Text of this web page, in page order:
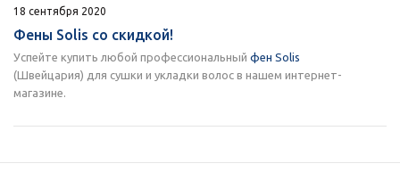
18 сентября 2020
Фены Solis со скидкой!
Успейте купить любой профессиональный фен Solis
(Швейцария) для сушки и укладки волос в нашем интернет-
магазине.